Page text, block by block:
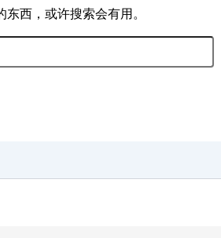
西，或许搜索会有用。